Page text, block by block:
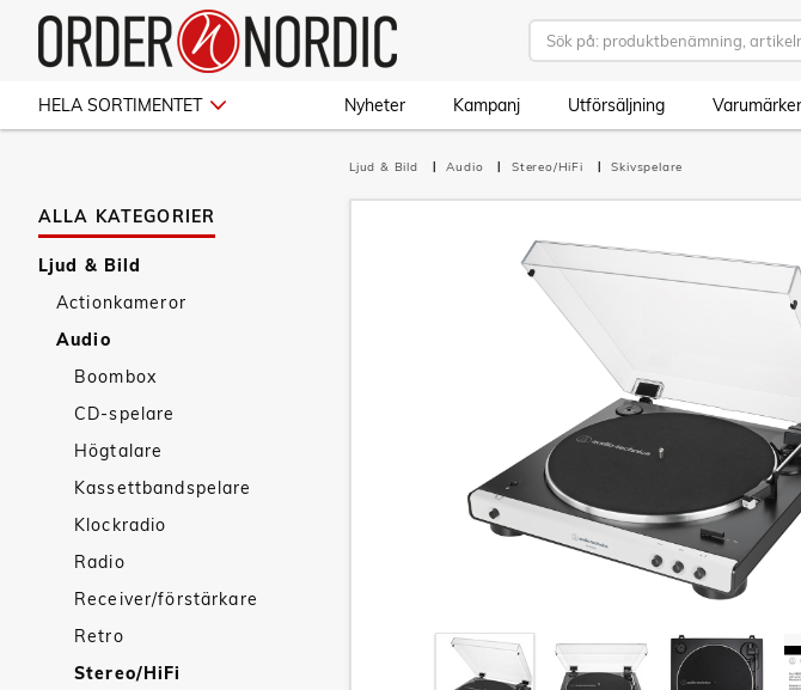
HELA SORTIMENTET Nyheter Kampanj Utförsäljning
ALLA KATEGORIER
Ljud & Bild
Actionkameror
Audio
Boombox
CD-spelare
Högtalare
Kassettbandspelare
Klockradio
Radio
Receiver/förstärkare
Retro
Stereo/HiFi
Ljud & Bild Audio Stereo/HiFi Skivspelare